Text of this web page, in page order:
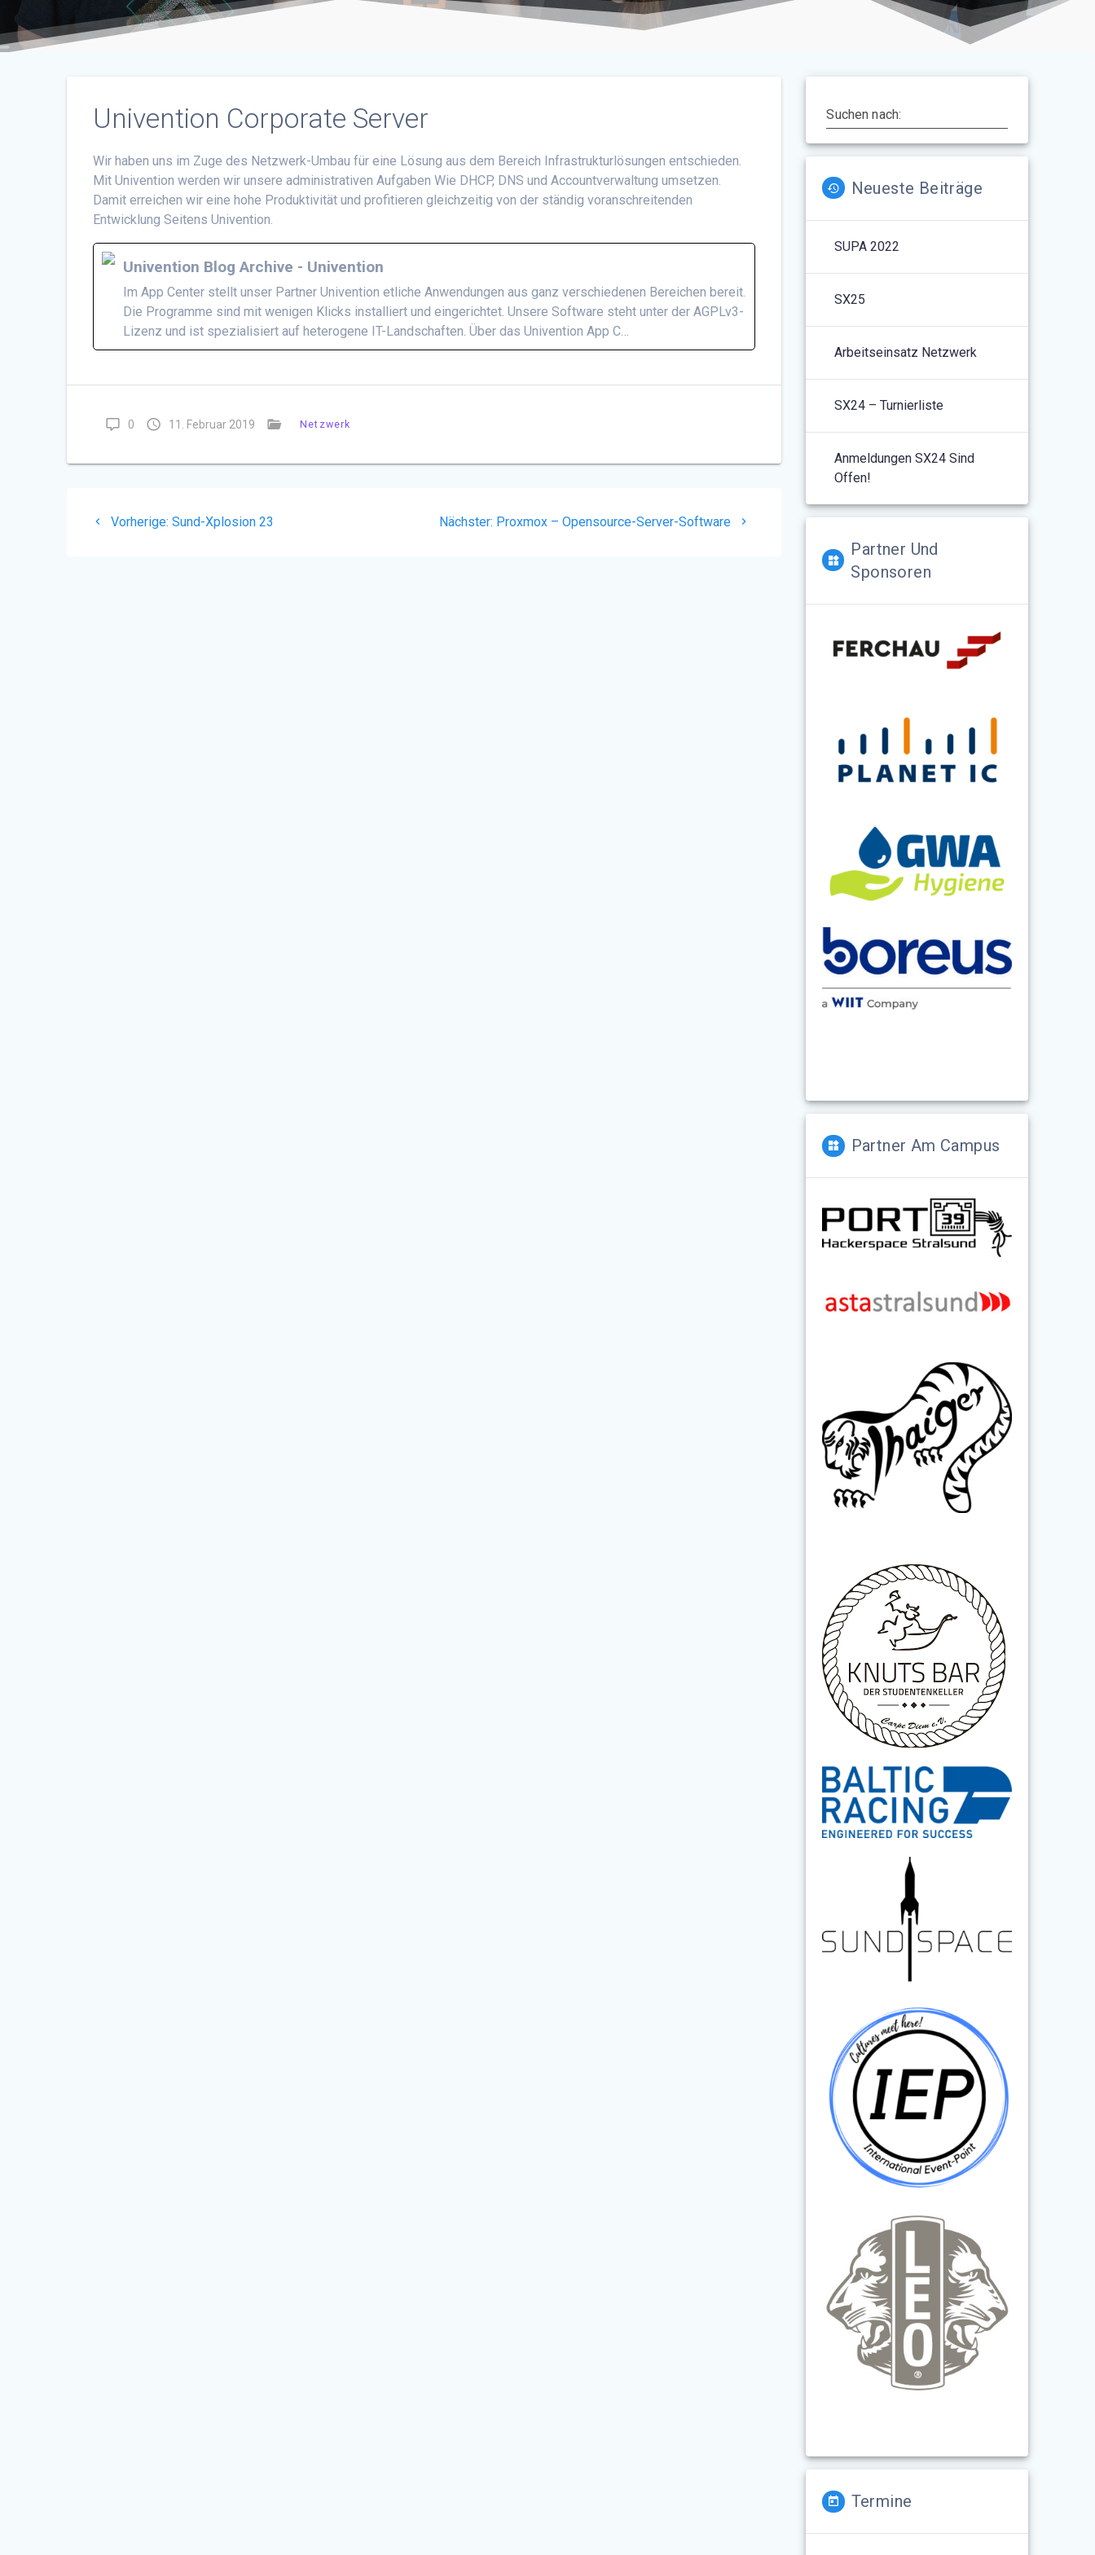
Univention Corporate Server
Wir haben uns im Zuge des Netzwerk-Umbau für eine Lösung aus dem Bereich Infrastrukturlösungen entschieden.
Mit Univention werden wir unsere administrativen Aufgaben Wie DHCP, DNS und Accountverwaltung umsetzen.
Damit erreichen wir eine hohe Produktivität und profitieren gleichzeitig von der ständig voranschreitenden
Entwicklung Seitens Univention.
Univention Blog Archive - Univention
Im App Center stellt unser Partner Univention etliche Anwendungen aus ganz verschiedenen Bereichen bereit.
Die Programme sind mit wenigen Klicks installiert und eingerichtet. Unsere Software steht unter der AGPLv3-
Lizenz und ist spezialisiert auf heterogene IT-Landschaften. Über das Univention App C…
0 11. Februar 2019 Netzwerk
Beitragsnavigation
Vorherige: Vorheriger
Sund-Xplosion 23 Nächster: Nächster
Proxmox – Opensource-Server-Software
Suchen nach:
Neueste Beiträge
SUPA 2022
SX25
Arbeitseinsatz Netzwerk
SX24 – Turnierliste
Anmeldungen SX24 Sind
Offen!
Partner Und
Sponsoren
Partner Am Campus
Termine